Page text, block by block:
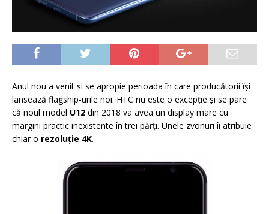
Anul nou a venit şi se apropie perioada în care producătorii îşi
lansează flagship-urile noi. HTC nu este o excepţie şi se pare
că noul model U12 din 2018 va avea un display mare cu
margini practic inexistente în trei părţi. Unele zvonuri îi atribuie
chiar o rezoluţie 4K.